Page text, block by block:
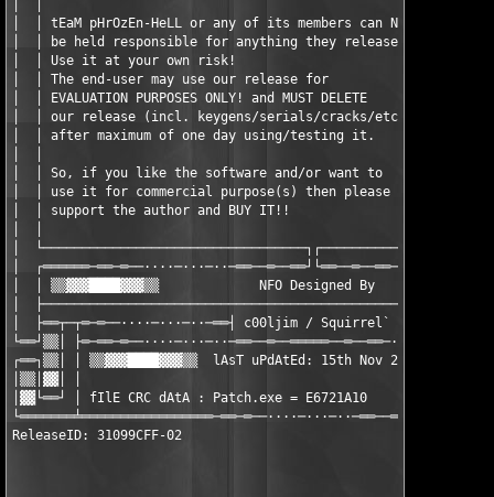
│  │ tEaM pHrOzEn-HeLL or any of its members can NOT
│  │ be held responsible for anything they release.
│  │ Use it at your own risk!
│  │ The end-user may use our release for
│  │ EVALUATION PURPOSES ONLY! and MUST DELETE
│  │ our release (incl. keygens/serials/cracks/etc)
│  │ after maximum of one day using/testing it.
│  │ So, if you like the software and/or want to
│  │ use it for commercial purpose(s) then please
│  │ support the author and BUY IT!!
│
│
│  │ ▒▒▓▓▓████▓▓▓▒▒             NFO Designed By
│
│  ├══┬─┬═─═──····─···─··─══┤ c00ljim / Squirrel`
└══┘▒▒│
┌══┐▒▒│ │ ▒▒▓▓▓████▓▓▓▒▒  lAsT uPdAtEd: 15th Nov 2004
│▒▒│▓▓│ │
│▓▓└══┘ │ fIlE CRC dAtA : Patch.exe = E6721A10